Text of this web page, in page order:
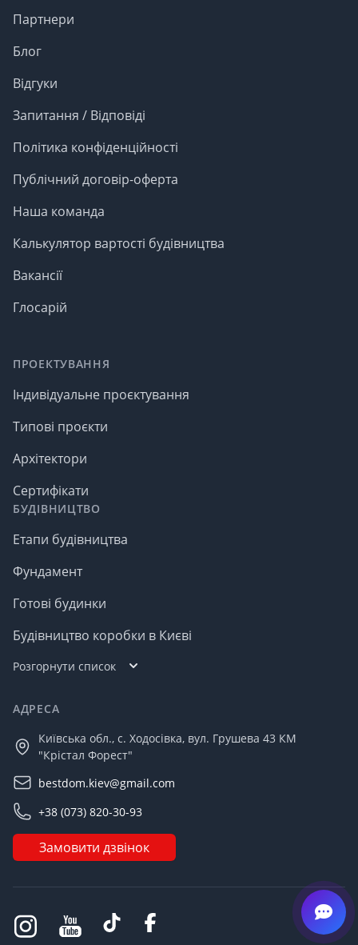
Партнери
Блог
Відгуки
Запитання / Відповіді
Політика конфіденційності
Публічний договір-оферта
Наша команда
Калькулятор вартості будівництва
Вакансії
Глосарій
ПРОЕКТУВАННЯ
Індивідуальне проєктування
Типові проєкти
Архітектори
Сертифікати
БУДІВНИЦТВО
Етапи будівництва
Фундамент
Готові будинки
Будівництво коробки в Києві
Розгорнути список
АДРЕСА
Київська обл., с. Ходосівка, вул. Грушева 43 КМ
"Крістал Форест"
bestdom.kiev@gmail.com
+38 (073) 820-30-93
Замовити дзвінок